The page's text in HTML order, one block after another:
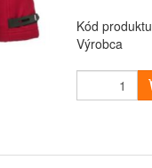
Kód produktu
Výrobca